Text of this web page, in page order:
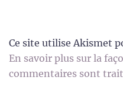
Ce site utilise Akismet
En savoir plus sur la
commentaires sont